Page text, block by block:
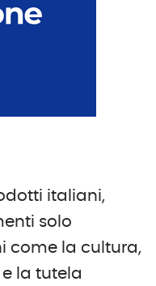
italiani,
solo
come la cultura,
e la tutela